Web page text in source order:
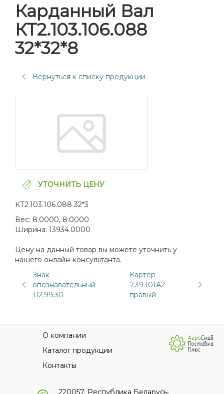
Карданный Вал
КТ2.103.106.088
32*32*8
Вернуться к списку продукции
УТОЧНИТЬ ЦЕНУ
КТ2.103.106.088 32*3
Вес: 8.0000, 8.0000
Ширина: 13934.0000
Цену на данный товар вы можете уточнить у
нашего онлайн-консультанта.
Знак
опознавательный
112.99.30
Картер
7.39.101А2
правый
О компании
Каталог продукции
Контакты
220057, Республика Беларусь,